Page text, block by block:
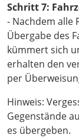
Schritt 7:
- Nachdem alle
Übergabe des
kümmert sich
erhalten den
per
Hinweis:
Gegenstände
es übergeben.